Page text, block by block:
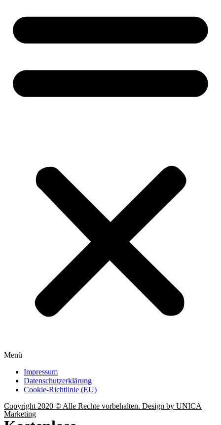
Menü
Impressum
Datenschutzerklärung
Cookie-Richtlinie (EU)
Copyright 2020 © Alle Rechte vorbehalten. Design by UNICA
Marketing